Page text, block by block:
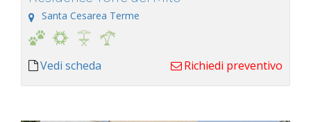
Santa Cesarea Terme
Vedi scheda Richiedi preventivo